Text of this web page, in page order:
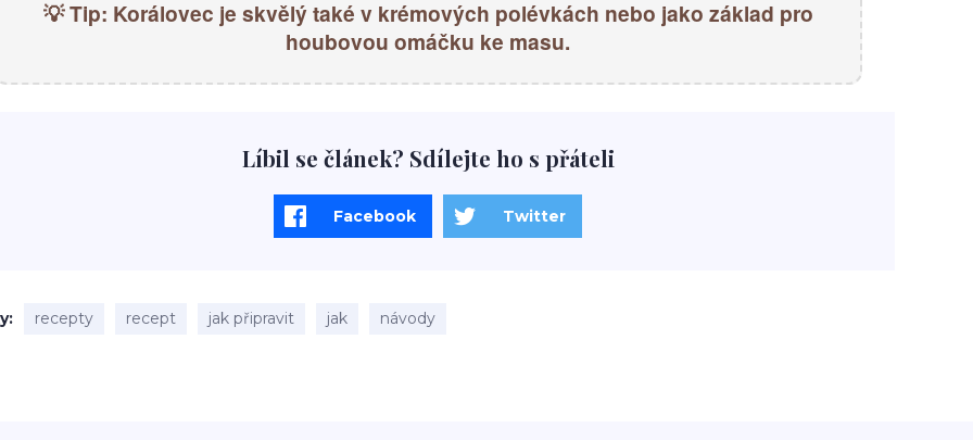
💡 Tip: Korálovec je skvělý také v krémových polévkách nebo jako základ pro
houbovou omáčku ke masu.
Líbil se článek? Sdílejte ho s přáteli
Facebook Twitter
recepty recept jak připravit jak návody